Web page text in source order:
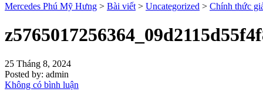
Mercedes Phú Mỹ Hưng > Bài viết > Uncategorized > Chính thức
25 Tháng 8, 2024
Posted by: admin
Không có bình luận